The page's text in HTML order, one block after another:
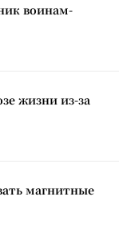
воинам-
жизни из-за
магнитные